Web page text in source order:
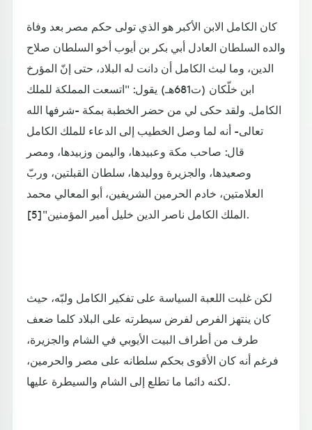
كان الكامل الابن الأكبر هو الذي تولى حكم مصر بعد وفاة
والده السلطان العادل أبي بكر بن أيوب أخو السلطان صلاح
الدين، وما لبث الكامل أن دانت له البلاد، حتى إنّ المؤرخ
ابن خلّكان (ت681هـ) يقول: "اتسعت المملكة للملك
الكامل. ولقد حكى لي من حضر الخطبة بمكة -شرفها الله
تعالى- أنه لما وصل الخطيب إلى الدعاء للملك الكامل
قال: صاحب مكة وعبيدها، واليمن وزبيدها، ومصر
وصعيدها، والجزيرة ووليدها، سلطان القبلتين، وربّ
العلامتين، خادم الحرمين الشريفين، أبو المعالي محمد
الملك الكامل ناصر الدين خليل أمير المؤمنين"[5].
لكن غلبت اللعبة السياسة على تفكير الكامل ولبّه، حيث
كان ينتهز الفرص لفرض سيطرته على البلاد كلما ضعف
طرف من أطراف البيت الأيوبي في الشام والجزيرة،
فرغم أنه كان الأقوى بحكم سلطانه على مصر والحرمين،
لكنه دائما ما تطلع إلى الشام والسيطرة عليها.